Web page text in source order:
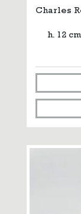
Charles
h. 12 cm